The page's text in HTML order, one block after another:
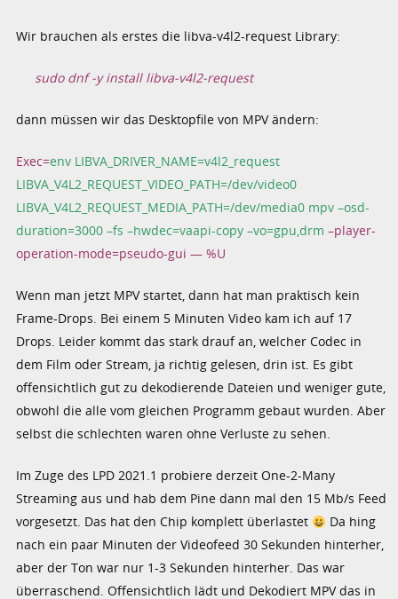
Wir brauchen als erstes die libva-v4l2-request Library:
sudo dnf -y install libva-v4l2-request
dann müssen wir das Desktopfile von MPV ändern:
Exec=env LIBVA_DRIVER_NAME=v4l2_request
LIBVA_V4L2_REQUEST_VIDEO_PATH=/dev/video0
LIBVA_V4L2_REQUEST_MEDIA_PATH=/dev/media0 mpv –osd-
duration=3000 –fs –hwdec=vaapi-copy –vo=gpu,drm –player-
operation-mode=pseudo-gui — %U
Wenn man jetzt MPV startet, dann hat man praktisch kein
Frame-Drops. Bei einem 5 Minuten Video kam ich auf 17
Drops. Leider kommt das stark drauf an, welcher Codec in
dem Film oder Stream, ja richtig gelesen, drin ist. Es gibt
offensichtlich gut zu dekodierende Dateien und weniger gute,
obwohl die alle vom gleichen Programm gebaut wurden. Aber
selbst die schlechten waren ohne Verluste zu sehen.
Im Zuge des LPD 2021.1 probiere derzeit One-2-Many
Streaming aus und hab dem Pine dann mal den 15 Mb/s Feed
vorgesetzt. Das hat den Chip komplett überlastet
Da hing
nach ein paar Minuten der Videofeed 30 Sekunden hinterher,
aber der Ton war nur 1-3 Sekunden hinterher. Das war
überraschend. Offensichtlich lädt und Dekodiert MPV das in